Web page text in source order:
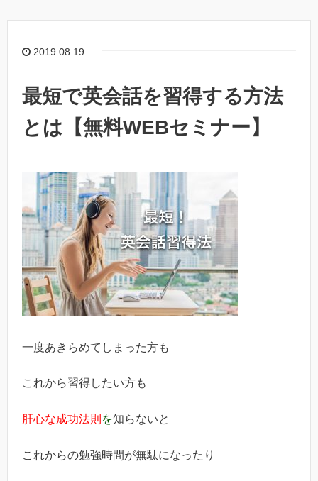
2019.08.19
最短で英会話を習得する方法
とは【無料WEBセミナー】
一度あきらめてしまった方も
これから習得したい方も
肝心な成功法則 を知らないと
これからの勉強時間が無駄になったり